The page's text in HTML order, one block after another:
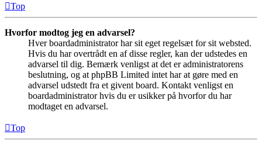
Top
Hvorfor modtog jeg en advarsel?
Hver boardadministrator har sit eget regelsæt for sit websted.
Hvis du har overtrådt en af disse regler, kan der udstedes en
advarsel til dig. Bemærk venligst at det er administratorens
beslutning, og at phpBB Limited intet har at gøre med en
advarsel udstedt fra et givent board. Kontakt venligst en
boardadministrator hvis du er usikker på hvorfor du har
modtaget en advarsel.
Top